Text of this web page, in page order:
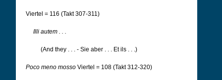
Viertel = 116 (Takt 307-311)
Illi autem . . .
(And they . . . - Sie aber . . . Et ils . . .)
Poco meno mosso Viertel = 108 (Takt 312-320)